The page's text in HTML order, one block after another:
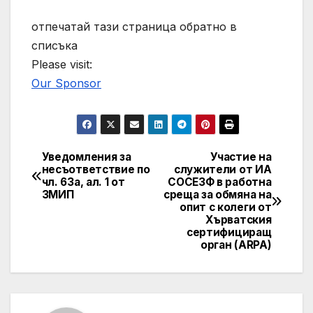
отпечатай тази страница обратно в
списъка
Please visit:
Our Sponsor
Post
navigation
Участие на
служители от ИА
СОСЕЗФ в работна
среща за обмяна на
опит с колеги от
Хърватския
сертифициращ
орган (ARPA)
Уведомления за
несъответствие по
чл. 63а, ал. 1 от
ЗМИП